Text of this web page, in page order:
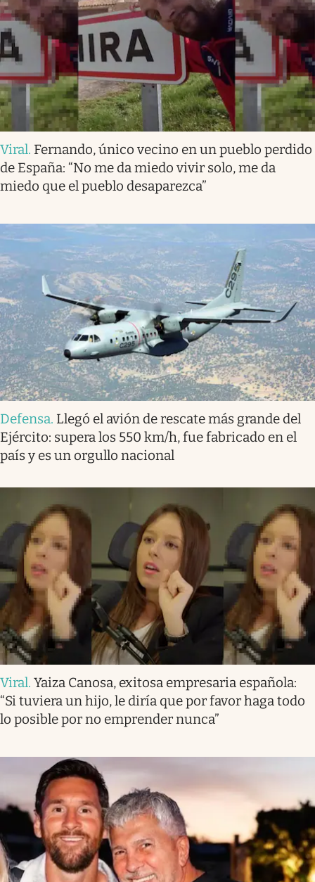
Viral. Fernando, único vecino en un pueblo perdido
de España: “No me da miedo vivir solo, me da
miedo que el pueblo desaparezca”
Defensa. Llegó el avión de rescate más grande del
Ejército: supera los 550 km/h, fue fabricado en el
país y es un orgullo nacional
Viral. Yaiza Canosa, exitosa empresaria española:
“Si tuviera un hijo, le diría que por favor haga todo
lo posible por no emprender nunca”